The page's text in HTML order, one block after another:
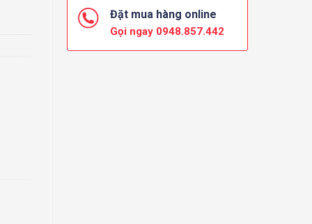
Đặt mua hàng online
Gọi ngay 0948.857.442